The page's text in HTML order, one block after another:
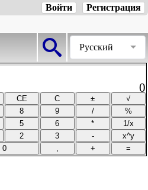
Регистрация
Войти
Русский
0